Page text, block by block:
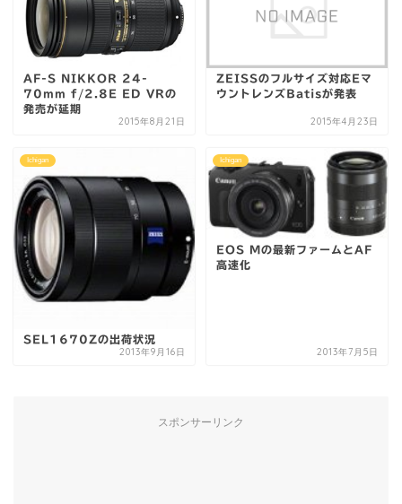
AF-S NIKKOR 24-
70mm f/2.8E ED VRの
発売が延期
2015年8月21日
ZEISSのフルサイズ対応Eマ
ウントレンズBatisが発表
2015年4月23日
Ichigan
SEL1670Zの出荷状況
2013年9月16日
Ichigan
EOS Mの最新ファームとAF
高速化
2013年7月5日
スポンサーリンク